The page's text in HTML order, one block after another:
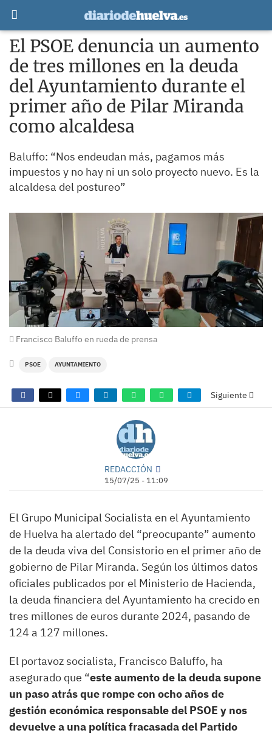
El PSOE denuncia un aumento
de tres millones en la deuda
del Ayuntamiento durante el
primer año de Pilar Miranda
como alcaldesa
Baluffo: “Nos endeudan más, pagamos más
impuestos y no hay ni un solo proyecto nuevo. Es la
alcaldesa del postureo”
Francisco Baluffo en rueda de prensa
PSOE AYUNTAMIENTO
Siguiente
REDACCIÓN
15/07/25 - 11:09
El Grupo Municipal Socialista en el Ayuntamiento
de Huelva ha alertado del “preocupante” aumento
de la deuda viva del Consistorio en el primer año de
gobierno de Pilar Miranda. Según los últimos datos
oficiales publicados por el Ministerio de Hacienda,
la deuda financiera del Ayuntamiento ha crecido en
tres millones de euros durante 2024, pasando de
124 a 127 millones.
El portavoz socialista, Francisco Baluffo, ha
asegurado que “este aumento de la deuda supone
un paso atrás que rompe con ocho años de
gestión económica responsable del PSOE y nos
devuelve a una política fracasada del Partido